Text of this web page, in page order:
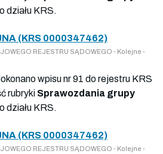
działu KRS.
(KRS 0000347462)
REJESTRU SĄDOWEGO - Kolejne -
wpisu nr 91 do rejestru KRS
rubryki Sprawozdania grupy
działu KRS.
(KRS 0000347462)
REJESTRU SĄDOWEGO - Kolejne -